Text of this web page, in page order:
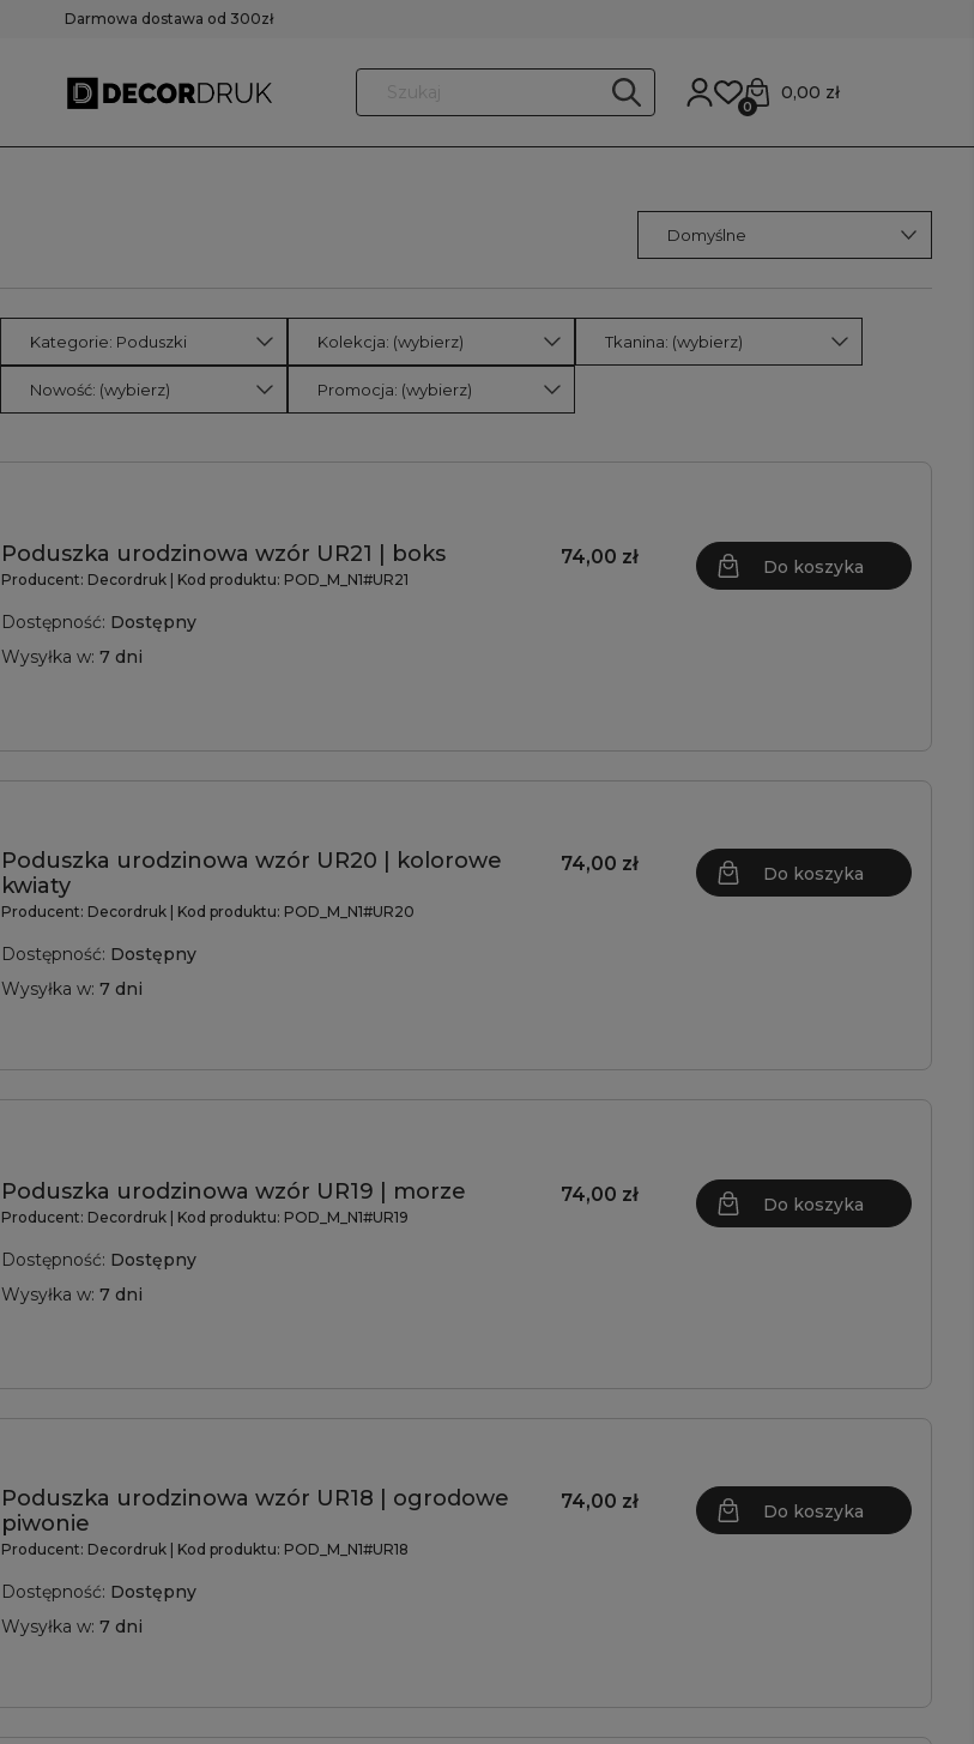
Darmowa dostawa od 300zł
0,00 zł
0
Kategorie: Poduszki Kolekcja: (wybierz) Tkanina: (wybierz)
Nowość: (wybierz) Promocja: (wybierz)
Poduszka urodzinowa wzór UR21 | boks
Producent: Decordruk | Kod produktu: POD_M_N1#UR21
Dostępność: Dostępny
Wysyłka w: 7 dni
74,00 zł Do koszyka
Poduszka urodzinowa wzór UR20 | kolorowe
kwiaty
Producent: Decordruk | Kod produktu: POD_M_N1#UR20
Dostępność: Dostępny
Wysyłka w: 7 dni
74,00 zł Do koszyka
Poduszka urodzinowa wzór UR19 | morze
Producent: Decordruk | Kod produktu: POD_M_N1#UR19
Dostępność: Dostępny
Wysyłka w: 7 dni
74,00 zł Do koszyka
Poduszka urodzinowa wzór UR18 | ogrodowe
piwonie
Producent: Decordruk | Kod produktu: POD_M_N1#UR18
Dostępność: Dostępny
Wysyłka w: 7 dni
74,00 zł Do koszyka